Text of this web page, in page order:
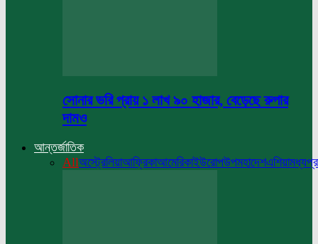
সোনার ভরি প্রায় ১ লাখ ৯০ হাজার, বেড়েছে রুপার
দামও
আন্তর্জাতিক
Allঅস্ট্রেলিয়াআফ্রিকাআমেরিকাইউরোপউপমহাদেশএশিয়া